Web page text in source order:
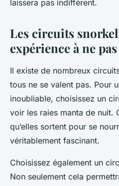
laissera pas indifférent.
Les circuits
expérience à ne
Il existe de nombreux
tous ne se valent pas. Pour
inoubliable, choisissez un
voir les raies manta de nuit.
qu’elles sortent pour se
véritablement fascinant.
Choisissez également un
Non seulement cela